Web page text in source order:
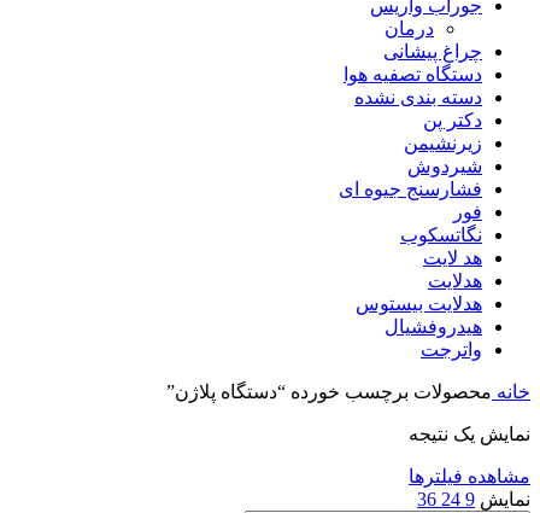
جوراب واریس
درمان
چراغ پیشانی
دستگاه تصفیه هوا
دسته بندی نشده
دکتر پن
زیرنشیمن
شیردوش
فشارسنج جیوه ای
فور
نگاتسکوب
هد لایت
هدلایت
هدلایت بیستوس
هیدروفشیال
واترجت
خانه محصولات برچسب خورده “دستگاه پلاژن”
نمایش یک نتیجه
مشاهده فیلترها
نمایش 9
24
36